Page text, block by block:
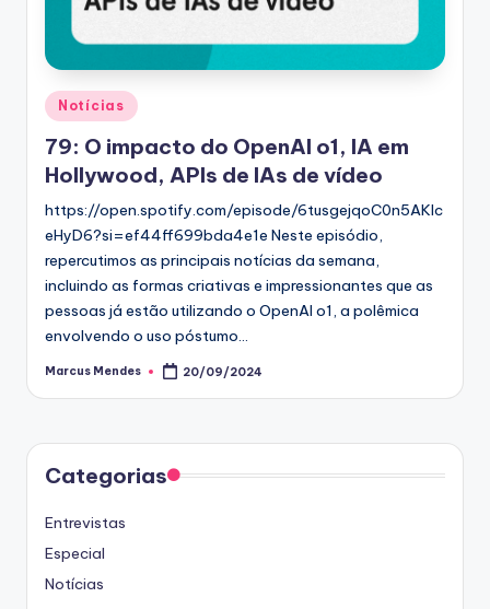
Posted
in
Notícias
79: O impacto do OpenAI o1, IA em
Hollywood, APIs de IAs de vídeo
https://open.spotify.com/episode/6tusgejqoC0n5AKIc
eHyD6?si=ef44ff699bda4e1e Neste episódio,
repercutimos as principais notícias da semana,
incluindo as formas criativas e impressionantes que as
pessoas já estão utilizando o OpenAI o1, a polêmica
envolvendo o uso póstumo…
Posted
Marcus Mendes 20/09/2024
Categorias
Entrevistas
Especial
Notícias